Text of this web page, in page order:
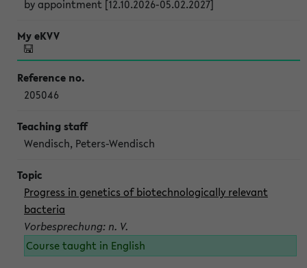
by appointment [12.10.2026-05.02.2027]
205046
Wendisch, Peters-Wendisch
Progress in genetics of biotechnologically relevant
bacteria
Vorbesprechung: n. V.
Course taught in English